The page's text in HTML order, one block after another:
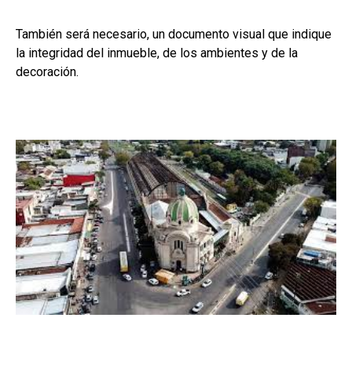
También será necesario, un documento visual que indique
la integridad del inmueble, de los ambientes y de la
decoración.